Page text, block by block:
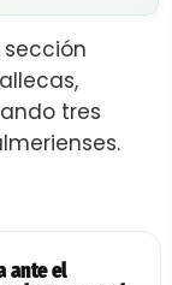
tres
ante el